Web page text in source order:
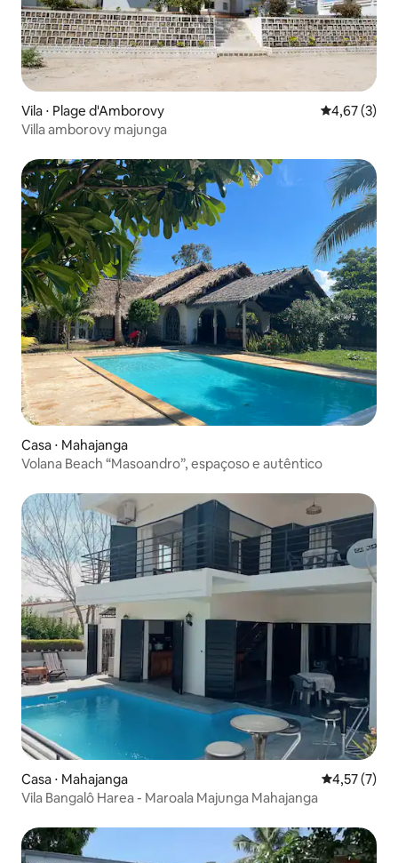
Vila ⋅ Plage d'Amborovy 4,67 de
4,67 (3)
Villa amborovy majunga
Casa ⋅ Mahajanga
Volana Beach “Masoandro”, espaçoso e autêntico
Casa ⋅ Mahajanga 4,57 de
4,57 (7)
Vila Bangalô Harea - Maroala Majunga Mahajanga